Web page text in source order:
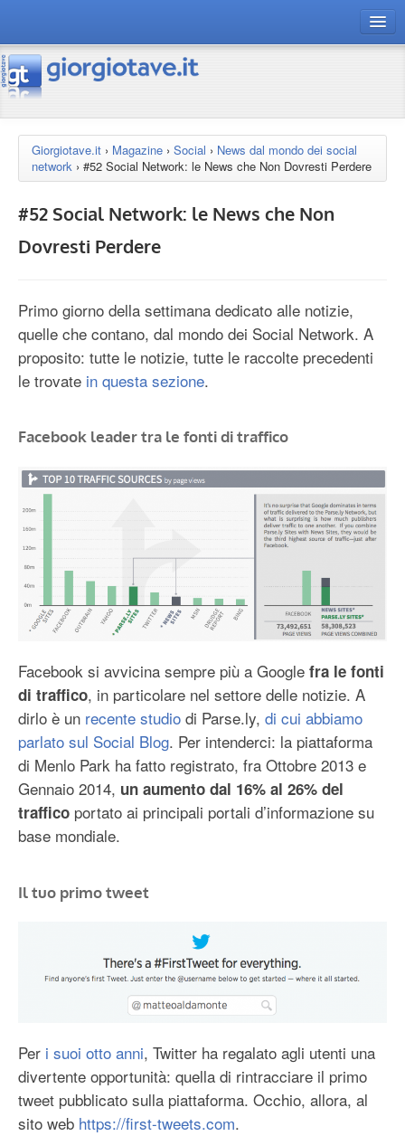
connect gt
risorse
Chi siamo
Giorgiotave.it › Magazine › Social › News dal mondo dei social
network › #52 Social Network: le News che Non Dovresti Perdere
#52 Social Network: le News che Non
Dovresti Perdere
Primo giorno della settimana dedicato alle notizie,
quelle che contano, dal mondo dei Social Network. A
proposito: tutte le notizie, tutte le raccolte precedenti
le trovate in questa sezione.
Facebook leader tra le fonti di traffico
Facebook si avvicina sempre più a Google fra le fonti
di traffico, in particolare nel settore delle notizie. A
dirlo è un recente studio di Parse.ly, di cui abbiamo
parlato sul Social Blog. Per intenderci: la piattaforma
di Menlo Park ha fatto registrato, fra Ottobre 2013 e
Gennaio 2014, un aumento dal 16% al 26% del
traffico portato ai principali portali d’informazione su
base mondiale.
Il tuo primo tweet
Per i suoi otto anni, Twitter ha regalato agli utenti una
divertente opportunità: quella di rintracciare il primo
tweet pubblicato sulla piattaforma. Occhio, allora, al
sito web https://first-tweets.com.